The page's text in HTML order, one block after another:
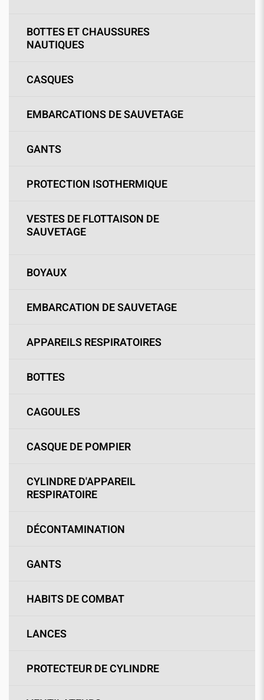
BOTTES ET CHAUSSURES
NAUTIQUES
CASQUES
EMBARCATIONS DE SAUVETAGE
GANTS
PROTECTION ISOTHERMIQUE
VESTES DE FLOTTAISON DE
SAUVETAGE
BOYAUX
EMBARCATION DE SAUVETAGE
APPAREILS RESPIRATOIRES
BOTTES
CAGOULES
CASQUE DE POMPIER
CYLINDRE D'APPAREIL
RESPIRATOIRE
DÉCONTAMINATION
GANTS
HABITS DE COMBAT
LANCES
PROTECTEUR DE CYLINDRE